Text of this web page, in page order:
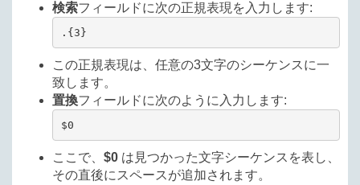
検索フィールドに次の正規表現を入力します:
.{3}
この正規表現は、任意の3文字のシーケンスに一
致します。
置換フィールドに次のように入力します:
$0
ここで、 $0 は見つかった文字シーケンスを表し、
その直後にスペースが追加されます。